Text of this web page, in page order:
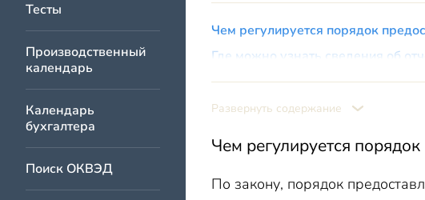
Тесты
Производственный
календарь
Календарь
бухгалтера
Поиск ОКВЭД
Чем регулируется порядок
Где можно узнать сведения об
Как по ИНН узнать перечень
Итоги
Развернуть содержание
Чем регулируется порядок
По закону, порядок